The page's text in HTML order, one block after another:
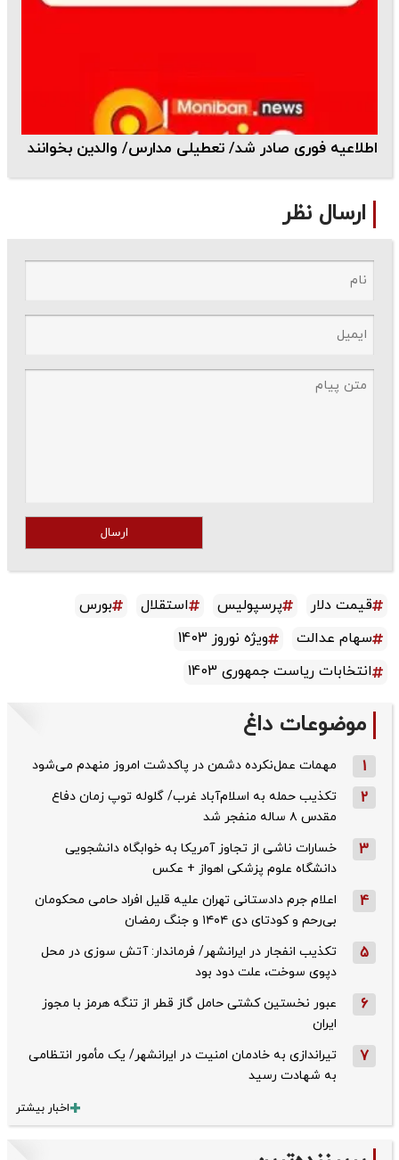
اطلاعیه فوری صادر شد/ تعطیلی مدارس/ والدین بخوانند
ارسال نظر
ارسال
قیمت دلار پرسپولیس استقلال
بورس
سهام عدالت
ویژه نوروز 1403
انتخابات ریاست جمهوری 1403
موضوعات داغ
1 مهمات عمل‌نکرده دشمن در پاکدشت امروز منهدم می‌شود
2
تکذیب حمله به اسلام‌آباد غرب/ گلوله توپ زمان دفاع
مقدس ۸ ساله منفجر شد
3
خسارات ناشی از تجاوز آمریکا به خوابگاه دانشجویی
دانشگاه علوم پزشکی اهواز + عکس
4
اعلام جرم دادستانی تهران علیه قلیل افراد حامی محکومان
بی‌رحم و کودتای دی‌ ۱۴۰۴ و جنگ رمضان
5
تکذیب ‌انفجار در ایرانشهر/ فرماندار: آتش سوزی در محل
دپوی سوخت، علت دود بود
6
عبور نخستین کشتی حامل گاز قطر از تنگه هرمز با مجوز
ایران
7
تیراندازی به خادمان امنیت در ایرانشهر/ یک مأمور انتظامی
به شهادت رسید
اخبار بیشتر